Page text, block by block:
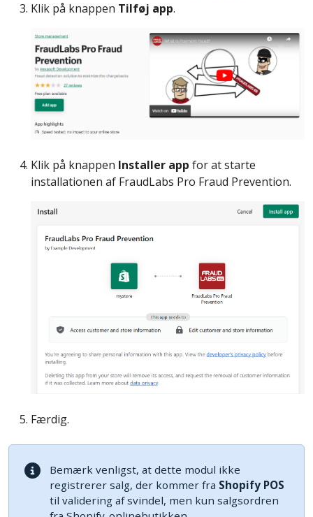
Klik på knappen Tilføj app.
Klik på knappen Installer app for at starte
installationen af FraudLabs Pro Fraud Prevention.
Færdig.
Bemærk venligst, at dette modul ikke
registrerer salg, der kommer fra Shopify POS
til validering af svindel, men kun salgsordren